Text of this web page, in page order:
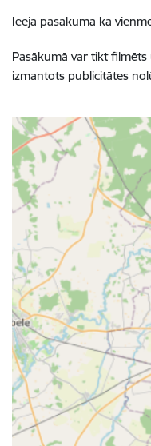
Ieeja pasākumā kā
Pasākumā var tikt
izmantots publicitātes